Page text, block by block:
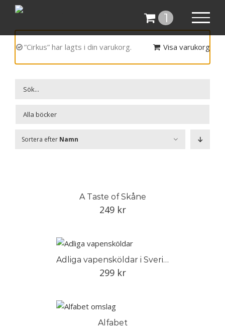
Fortsätt
innehållet
1
”Cirkus” har lagts i din varukorg. Visa varukorg
Sortera efter Namn
A Taste of Skåne
249 kr
Adliga vapensköldar i Sverige
299 kr
Alfabet